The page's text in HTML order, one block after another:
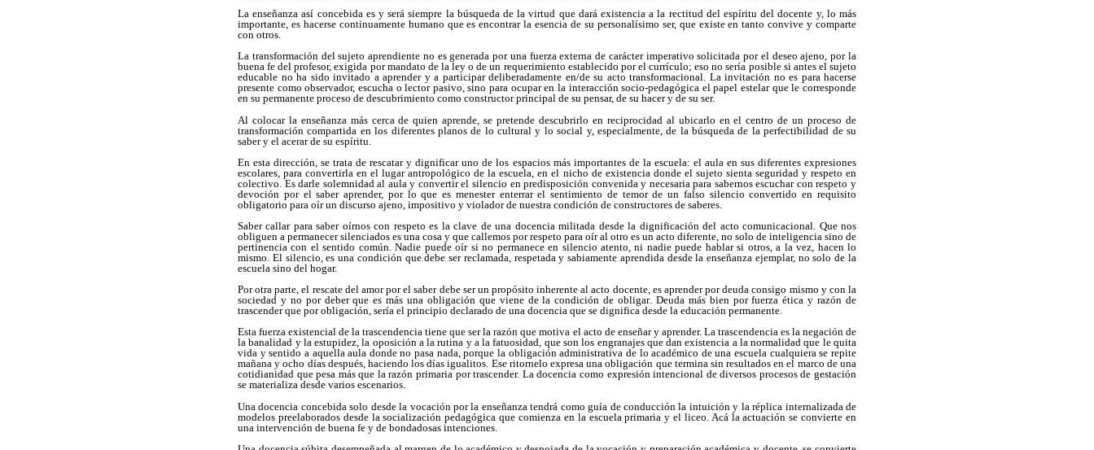
La enseñanza así concebida es y será siempre la búsqueda de la virtud que dará existencia a la rectitud del espíritu del docente y, lo más
importante, es hacerse continuamente humano que es encontrar la esencia de su personalísimo ser, que existe en tanto convive y comparte
con otros.
La transformación del sujeto aprendiente no es generada por una fuerza externa de carácter imperativo solicitada por el deseo ajeno, por la
buena fe del profesor, exigida por mandato de la ley o de un requerimiento establecido por el currículo; eso no sería posible si antes el sujeto
educable no ha sido invitado a aprender y a participar deliberadamente en/de su acto transformacional. La invitación no es para hacerse
presente como observador, escucha o lector pasivo, sino para ocupar en la interacción socio-pedagógica el papel estelar que le corresponde
en su permanente proceso de descubrimiento como constructor principal de su pensar, de su hacer y de su ser.
Al colocar la enseñanza más cerca de quien aprende, se pretende descubrirlo en reciprocidad al ubicarlo en el centro de un proceso de
transformación compartida en los diferentes planos de lo cultural y lo social y, especialmente, de la búsqueda de la perfectibilidad de su
saber y el acerar de su espíritu.
En esta dirección, se trata de rescatar y dignificar uno de los espacios más importantes de la escuela: el aula en sus diferentes expresiones
escolares, para convertirla en el lugar antropológico de la escuela, en el nicho de existencia donde el sujeto sienta seguridad y respeto en
colectivo. Es darle solemnidad al aula y convertir el silencio en predisposición convenida y necesaria para sabernos escuchar con respeto y
devoción por el saber aprender, por lo que es menester enterrar el sentimiento de temor de un falso silencio convertido en requisito
obligatorio para oír un discurso ajeno, impositivo y violador de nuestra condición de constructores de saberes.
Saber callar para saber oírnos con respeto es la clave de una docencia militada desde la dignificación del acto comunicacional. Que nos
obliguen a permanecer silenciados es una cosa y que callemos por respeto para oír al otro es un acto diferente, no solo de inteligencia sino de
pertinencia con el sentido común. Nadie puede oír si no permanece en silencio atento, ni nadie puede hablar si otros, a la vez, hacen lo
mismo. El silencio, es una condición que debe ser reclamada, respetada y sabiamente aprendida desde la enseñanza ejemplar, no solo de la
escuela sino del hogar.
Por otra parte, el rescate del amor por el saber debe ser un propósito inherente al acto docente, es aprender por deuda consigo mismo y con la
sociedad y no por deber que es más una obligación que viene de la condición de obligar. Deuda más bien por fuerza ética y razón de
trascender que por obligación, sería el principio declarado de una docencia que se dignifica desde la educación permanente.
Esta fuerza existencial de la trascendencia tiene que ser la razón que motiva el acto de enseñar y aprender. La trascendencia es la negación de
la banalidad y la estupidez, la oposición a la rutina y a la fatuosidad, que son los engranajes que dan existencia a la normalidad que le quita
vida y sentido a aquella aula donde no pasa nada, porque la obligación administrativa de lo académico de una escuela cualquiera se repite
mañana y ocho días después, haciendo los días igualitos. Ese ritornelo expresa una obligación que termina sin resultados en el marco de una
cotidianidad que pesa más que la razón primaria por trascender. La docencia como expresión intencional de diversos procesos de gestación
se materializa desde varios escenarios.
Una docencia concebida solo desde la vocación por la enseñanza tendrá como guía de conducción la intuición y la réplica internalizada de
modelos preelaborados desde la socialización pedagógica que comienza en la escuela primaria y el liceo. Acá la actuación se convierte en
una intervención de buena fe y de bondadosas intenciones.